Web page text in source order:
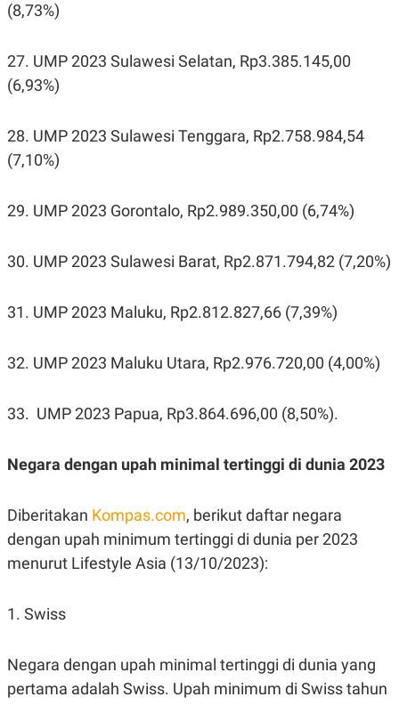
(8,73%)
27. UMP 2023 Sulawesi Selatan, Rp3.385.145,00
(6,93%)
28. UMP 2023 Sulawesi Tenggara, Rp2.758.984,54
(7,10%)
29. UMP 2023 Gorontalo, Rp2.989.350,00 (6,74%)
30. UMP 2023 Sulawesi Barat, Rp2.871.794,82 (7,20%)
31. UMP 2023 Maluku, Rp2.812.827,66 (7,39%)
32. UMP 2023 Maluku Utara, Rp2.976.720,00 (4,00%)
33. UMP 2023 Papua, Rp3.864.696,00 (8,50%).
Negara dengan upah minimal tertinggi di dunia 2023
Diberitakan Kompas.com, berikut daftar negara
dengan upah minimum tertinggi di dunia per 2023
menurut Lifestyle Asia (13/10/2023):
1. Swiss
Negara dengan upah minimal tertinggi di dunia yang
pertama adalah Swiss. Upah minimum di Swiss tahun